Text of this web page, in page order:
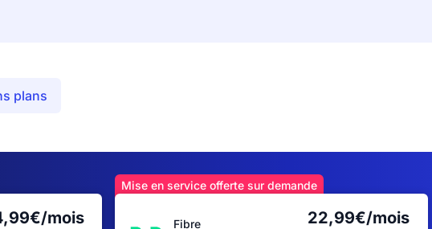
plans
mois
Mise en service offerte sur demande
Fibre 22,99€/mois